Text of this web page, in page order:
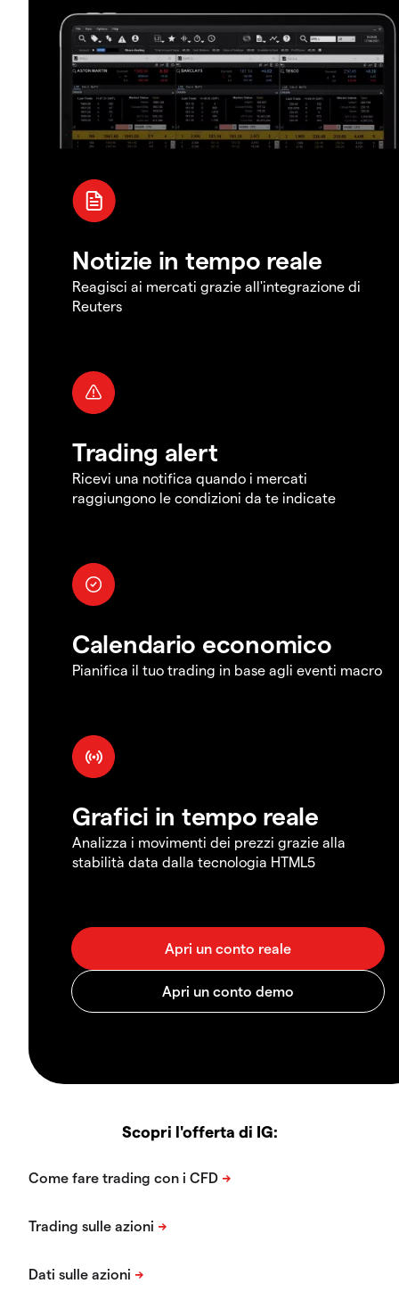
Notizie in tempo reale
Reagisci ai mercati grazie all'integrazione di
Reuters
Trading alert
Ricevi una notifica quando i mercati
raggiungono le condizioni da te indicate
Calendario economico
Pianifica il tuo trading in base agli eventi macro
Grafici in tempo reale
Analizza i movimenti dei prezzi grazie alla
stabilità data dalla tecnologia HTML5
Scopri l'offerta di IG: